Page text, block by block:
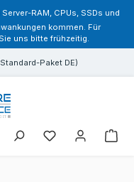
RAM, CPUs, SSDs und
kommen. Für
uns bitte frühzeitig.
Paket DE)
Sie haben 0